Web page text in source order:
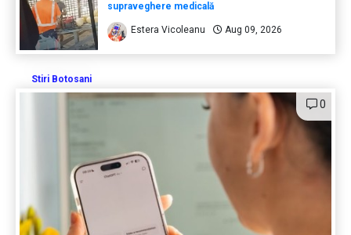
supraveghere medicală
Estera Vicoleanu Aug 09, 2026
Stiri Botosani
0